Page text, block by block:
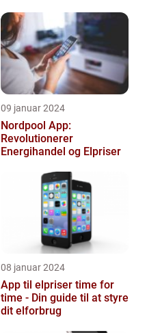
09 januar 2024
Nordpool App:
Revolutionerer
Energihandel og Elpriser
08 januar 2024
App til elpriser time for
time - Din guide til at styre
dit elforbrug